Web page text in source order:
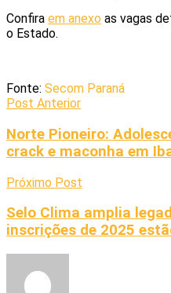
Confira em anexo as vagas
o Estado.
Fonte: Secom Paraná
Post Anterior
Norte Pioneiro:
crack e maconha em
Próximo Post
Selo Clima amplia
inscrições de 2025